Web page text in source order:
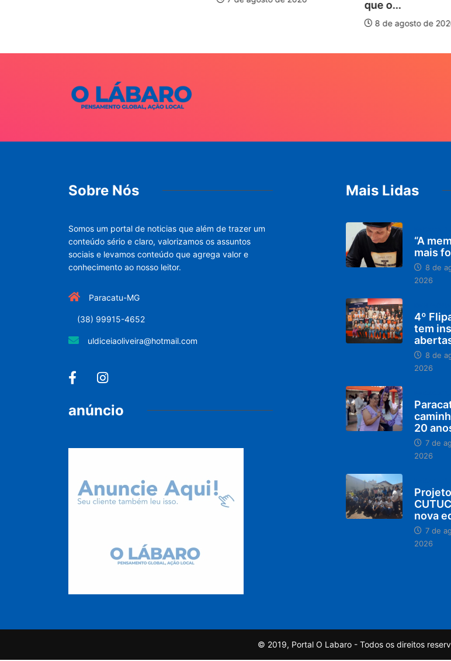
que o...
8 de agosto de 2026
Sobre Nós
Somos um portal de noticias que além de trazer um
conteúdo sério e claro, valorizamos os assuntos
sociais e levamos conteúdo que agrega valor e
conhecimento ao nosso leitor.
Paracatu-MG
(38) 99915-4652
uldiceiaoliveira@hotmail.com
anúncio
Mais Lidas
“A
mais
8 de
2026
4º
tem
8 de
2026
20
7 de
2026
Projeto
nova
7 de
2026
© 2019, Portal O Labaro - Todos os direitos